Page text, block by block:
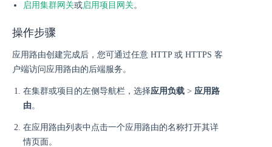
启用集群网关或启用项目网关。
操作步骤
应用路由创建完成后，您可通过任意 HTTP 或 HTTPS 客
户端访问应用路由的后端服务。
在集群或项目的左侧导航栏，选择应用负载 > 应用路
由。
在应用路由列表中点击一个应用路由的名称打开其详
情页面。